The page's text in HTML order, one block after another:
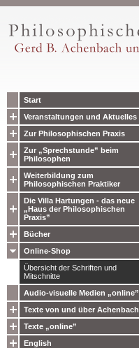
Start
Veranstaltungen und Aktuelles
Zur Philosophischen Praxis
Zur „Sprechstunde” beim
Philosophen
Weiterbildung zum
Philosophischen Praktiker
Die Villa Hartungen - das neue
„Haus der Philosophischen
Praxis”
Bücher
Online-Shop
Übersicht der Schriften und
Mitschnitte
Audio-visuelle Medien „online”
Texte von und über Achenbach
Texte „online”
English